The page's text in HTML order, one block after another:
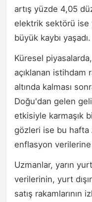
artış yüzde 4,05
elektrik sektörü ise
büyük kaybı yaşadı.
Küresel
açıklanan istihdam
altında kalması
Doğu'dan gelen
etkisiyle karmaşık
gözleri ise bu hafta
enflasyon
Uzmanlar, yarın
verilerinin, yurt
satış rakamlarının